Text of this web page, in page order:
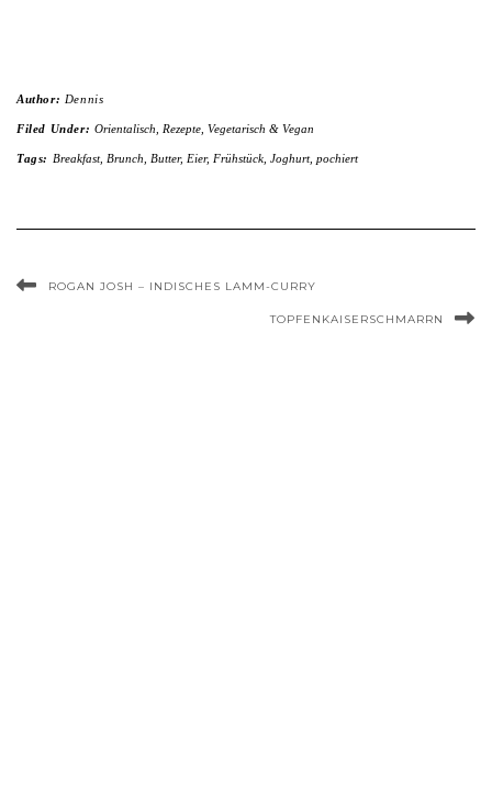
Author: Dennis
Filed Under: Orientalisch Rezepte, Vegetarisch & Vegan
Tags: Breakfast, Brunch Butter, Eier, Frühstück, Joghurt, pochiert
ROGAN JOSH – INDISCHES LAMM-CURRY
TOPFENKAISERSCHMARRN